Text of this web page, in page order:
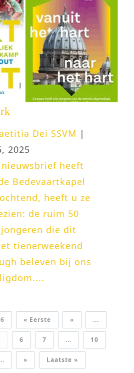
Dei SSVM |
2025
heeft
Bedevaartkapel
heeft u ze
de ruim 50
die dit
tienerweekend
beleven bij ons
« Eerste « ...
6 7 ... 10
» Laatste »